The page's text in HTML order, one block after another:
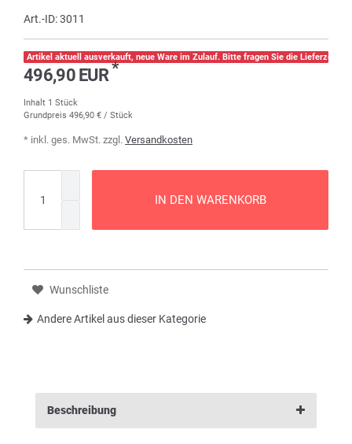
Art.-ID:3011
Artikel aktuell ausverkauft, neue Ware im Zulauf. Bitte fragen Sie die Lieferzeit
496,90 EUR*
Inhalt 1 Stück
Grundpreis 496,90 € / Stück
* inkl. ges. MwSt. zzgl. Versandkosten
IN DEN WARENKORB
Wunschliste
Andere Artikel aus dieser Kategorie
Beschreibung